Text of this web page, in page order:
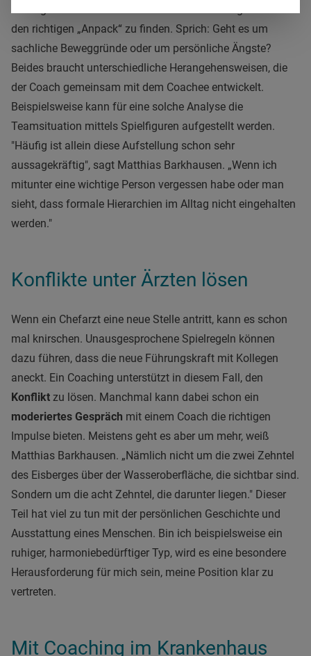
den richtigen „Anpack“ zu finden. Sprich: Geht es um
sachliche Beweggründe oder um persönliche Ängste?
Beides braucht unterschiedliche Herangehensweisen, die
der Coach gemeinsam mit dem Coachee entwickelt.
Beispielsweise kann für eine solche Analyse die
Teamsituation mittels Spielfiguren aufgestellt werden.
"Häufig ist allein diese Aufstellung schon sehr
aussagekräftig", sagt Matthias Barkhausen. „Wenn ich
mitunter eine wichtige Person vergessen habe oder man
sieht, dass formale Hierarchien im Alltag nicht eingehalten
werden."
Konflikte unter Ärzten lösen
Wenn ein Chefarzt eine neue Stelle antritt, kann es schon
mal knirschen. Unausgesprochene Spielregeln können
dazu führen, dass die neue Führungskraft mit Kollegen
aneckt. Ein Coaching unterstützt in diesem Fall, den
Konflikt zu lösen. Manchmal kann dabei schon ein
moderiertes Gespräch mit einem Coach die richtigen
Impulse bieten. Meistens geht es aber um mehr, weiß
Matthias Barkhausen. „Nämlich nicht um die zwei Zehntel
des Eisberges über der Wasseroberfläche, die sichtbar sind.
Sondern um die acht Zehntel, die darunter liegen." Dieser
Teil hat viel zu tun mit der persönlichen Geschichte und
Ausstattung eines Menschen. Bin ich beispielsweise ein
ruhiger, harmoniebedürftiger Typ, wird es eine besondere
Herausforderung für mich sein, meine Position klar zu
vertreten.
Mit Coaching im Krankenhaus